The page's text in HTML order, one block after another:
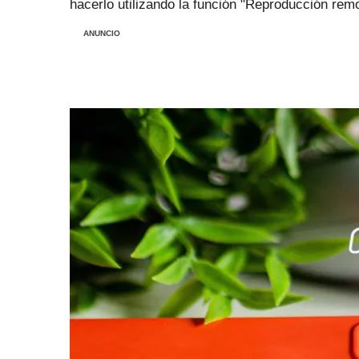
hacerlo utilizando la función "Reproducción
ANUNCIO